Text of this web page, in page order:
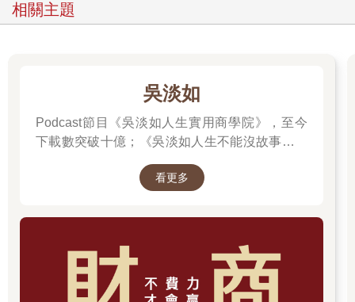
我大量閱讀，幾乎讀完市面上所有的理財書籍，在書海中、
出的投資方法，這方法使我目前的資產達到100億。
如今，2025年的我，住在能眺望河岸美景的大樓，每天不用
被鬧鐘喚醒，且自由自在的度過每一天。
人就算沒做什麼事也能變得更有錢，這全都歸功於他們很早就開
始對金錢瘋狂、全力以赴。
薪；如果瘋狂於足球，就能成為像孫興慜（註1）一樣的國際級足
球選手。只要對某個東西瘋狂且付出努力，不僅能提升實力，也
能賺到想要的報酬。
不過，上述例子中，只有對「對金錢瘋狂」這番話會讓人聯
想到吝嗇、貪心等負面形象，大概是因為世上有太多人對金錢過
相關主題
吳淡如
Podcast節目《吳淡如人生實用商學院》，至今
下載數突破十億；《吳淡如人生不能沒故事》也
讀歷史中的權力運作與人性選擇，讓看似遙遠的
看更多